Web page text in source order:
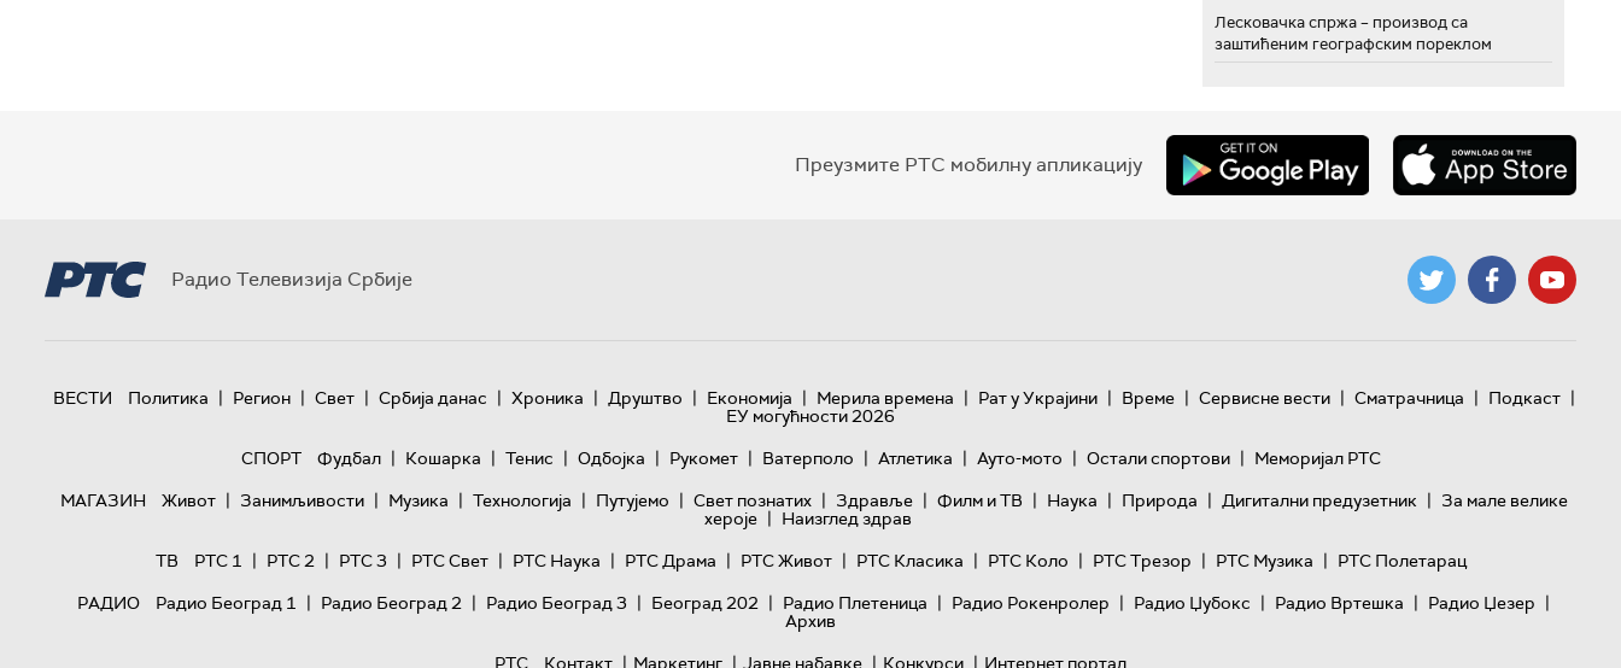
Лесковачка спржа – производ са
заштићеним географским пореклом
Преузмите РТС мобилну апликацију
Радио Телевизија Србије
ВЕСТИ Политика | Регион | Свет | Србија данас | Хроника | Друштво | Економија | Мерила времена | Рат у Украјини | Време | Сервисне вести | Сматрачница | Подкаст |
ЕУ могућности 2026
СПОРТ
Фудбал | Кошарка | Тенис | Одбојка | Рукомет | Ватерполо | Атлетика | Ауто-мото | Остали спортови | Меморијал РТС
МАГАЗИН
Живот | Занимљивости | Музика | Технологијa | Путујемо | Свет познатих | Здравље | Филм и ТВ | Наука | Природа | Дигитални предузетник | За мале велике
хероје | Наизглед здрав
ТВ
РТС 1 | РТС 2 | РТС 3 | РТС Свет | РТС Наука | РТС Драма | РТС Живот | РТС Класика | РТС Коло | РТС Трезор | РТС Музика | РТС Полетарац
РАДИО
Радио Београд 1 | Радио Београд 2 | Радио Београд 3 | Београд 202 | Радио Плетеница | Радио Рокенролер | Радио Џубокс | Радио Вртешка | Радио Џезер |
Архив
РТС
Контакт | Маркетинг | Јавне набавке | Конкурси | Интернет портал